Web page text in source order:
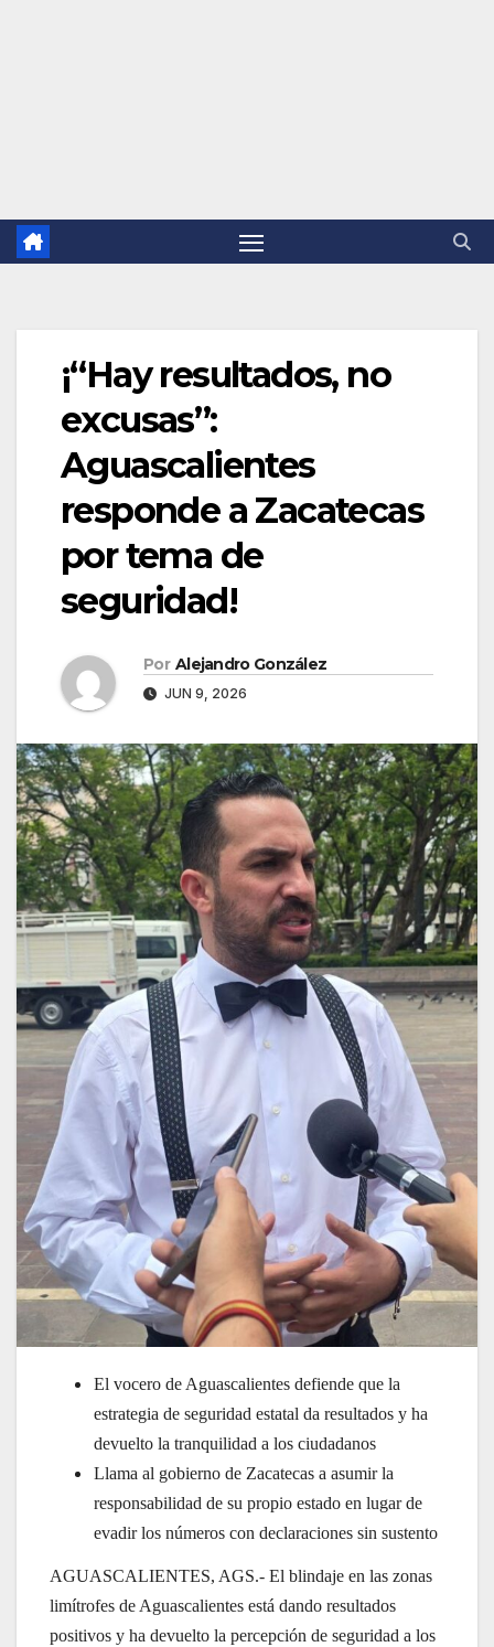
¡“Hay resultados, no
excusas”:
Aguascalientes
responde a Zacatecas
por tema de
seguridad!
Por Alejandro González
JUN 9, 2026
El vocero de Aguascalientes defiende que la
estrategia de seguridad estatal da resultados y ha
devuelto la tranquilidad a los ciudadanos
Llama al gobierno de Zacatecas a asumir la
responsabilidad de su propio estado en lugar de
evadir los números con declaraciones sin sustento
AGUASCALIENTES, AGS.- El blindaje en las zonas
limítrofes de Aguascalientes está dando resultados
positivos y ha devuelto la percepción de seguridad a los